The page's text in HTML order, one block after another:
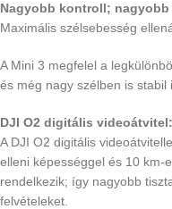
Nagyobb kontroll;
Maximális szélsebesség
A Mini 3 megfelel a
és még nagy szélben is stabil
DJI O2 digitális
A DJI O2 digitális
elleni képességgel és 10 km-
rendelkezik; így nagyobb
felvételeket.